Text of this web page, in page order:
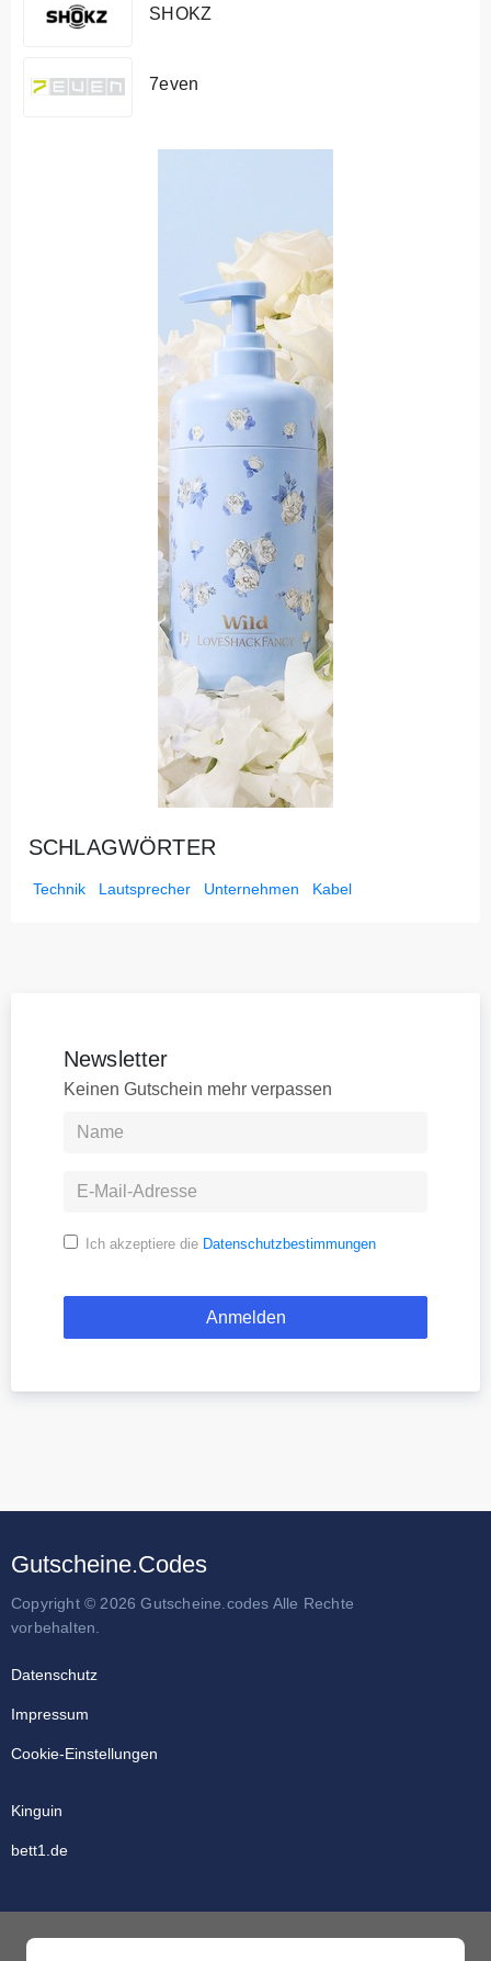
SHOKZ
7even
SCHLAGWÖRTER
Technik Lautsprecher Unternehmen Kabel
Newsletter
Keinen Gutschein mehr verpassen
Ich akzeptiere die Datenschutzbestimmungen
Gutscheine.Codes
Copyright © 2026 Gutscheine.codes Alle Rechte
vorbehalten.
Datenschutz
Impressum
Cookie-Einstellungen
Kinguin
bett1.de